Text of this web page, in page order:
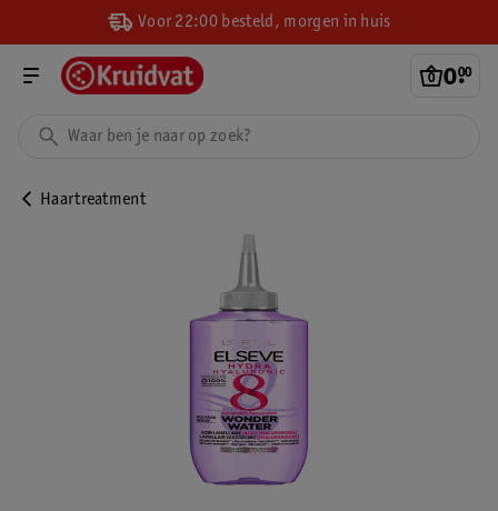
Voor 22:00 besteld, morgen in huis
0.
00
Haartreatment